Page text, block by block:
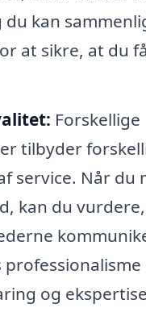
du kan
at sikre, at du
Forskellige
tilbyder
service. Når du
kan du
professionalisme
og